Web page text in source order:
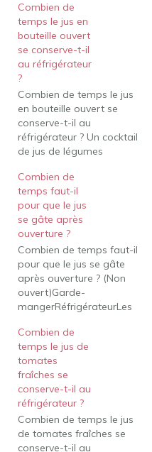
Combien de
temps le jus en
bouteille ouvert
se conserve-t-il
au réfrigérateur
?
Combien de temps le jus
en bouteille ouvert se
conserve-t-il au
réfrigérateur ? Un cocktail
de jus de légumes
conserve environ 10 à 14
jours après ouverture.
Combien de temps
Clamato se conserve-t-il
au réfrigérateur après
ouverture ? Refroidi
après ouverture, le jus de
Clamato devrait…
Combien de
temps faut-il
pour que le jus
se gâte après
ouverture ?
Combien de temps faut-il
pour que le jus se gâte
après ouverture ? (Non
ouvert)Garde-
mangerRéfrigérateurLes
de ménage Minute
durent 2-3 mois2-3
mois(Ouvert)Réfrigérateu
rCongélateurLe jus
d'agrumes frais pressé
dure 2-3 jours - Le jus de
pomme Treetop dure 7-
10 jours - 19 rangées
supplémentaires x 26bull
Combien de
temps le jus de
tomates
fraîches se
conserve-t-il au
réfrigérateur ?
Combien de temps le jus
de tomates fraîches se
conserve-t-il au